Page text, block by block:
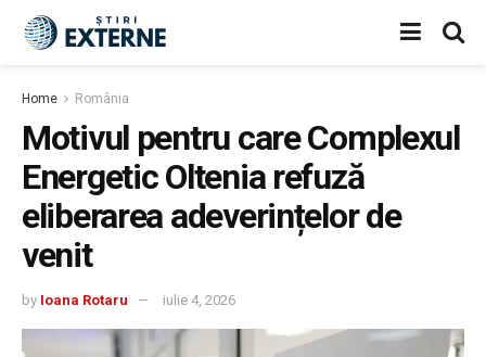
Home România
Motivul pentru care Complexul
Energetic Oltenia refuză
eliberarea adeverințelor de
venit
by Ioana Rotaru iulie 4, 2026